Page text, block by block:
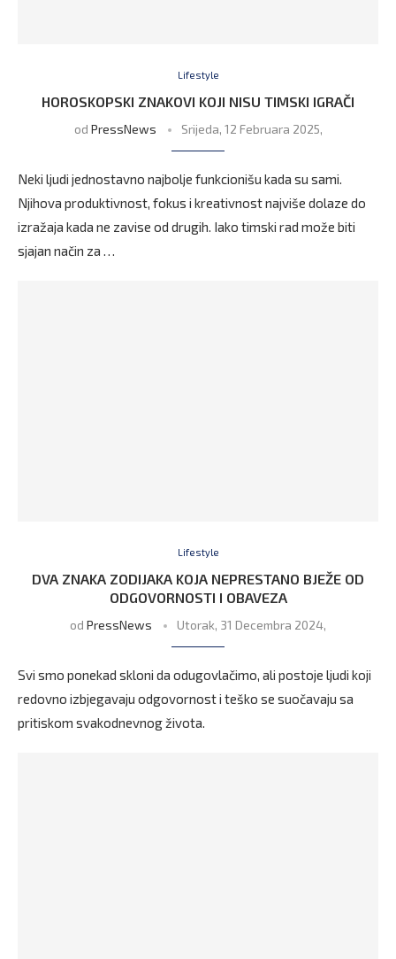
Lifestyle
HOROSKOPSKI ZNAKOVI KOJI NISU TIMSKI IGRAČI
od PressNews Srijeda, 12 Februara 2025,
Neki ljudi jednostavno najbolje funkcionišu kada su sami.
Njihova produktivnost, fokus i kreativnost najviše dolaze do
izražaja kada ne zavise od drugih. Iako timski rad može biti
sjajan način za …
Lifestyle
DVA ZNAKA ZODIJAKA KOJA NEPRESTANO BJEŽE OD
ODGOVORNOSTI I OBAVEZA
od PressNews Utorak, 31 Decembra 2024,
Svi smo ponekad skloni da odugovlačimo, ali postoje ljudi koji
redovno izbjegavaju odgovornost i teško se suočavaju sa
pritiskom svakodnevnog života.